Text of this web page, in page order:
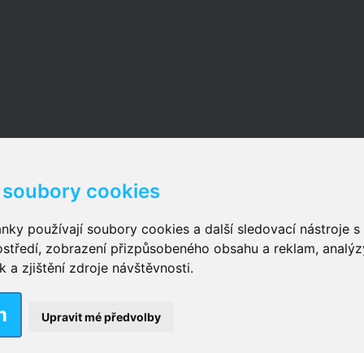
cookies
používají soubory cookies a další sledovací nástroje s
zobrazení přizpůsobeného obsahu a reklam,
a zjištění zdroje návštěvnosti.
Upravit mé předvolby
kalhotky zalepovací ,Inkontinenční kalhotky
vložky pro muže
plavky,Dámské inkontinenční plavky